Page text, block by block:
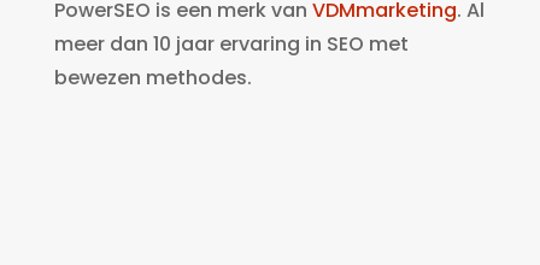
PowerSEO is een merk van VDMmarketing. Al
meer dan 10 jaar ervaring in SEO met
bewezen methodes.